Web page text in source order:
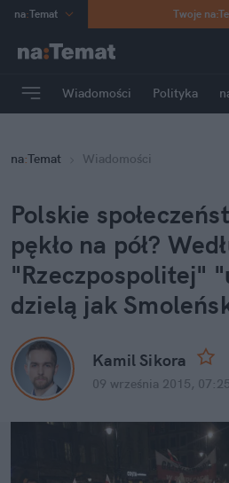
na:Temat
Poland
mama
Rozrywka
Twoje
Wiadomości Polityka
na:Temat Wiadomości
Polskie
pękło na pół?
"Rzeczpospolitej"
dzielą jak
Kamil Sikora
09 września 2015, 07:25